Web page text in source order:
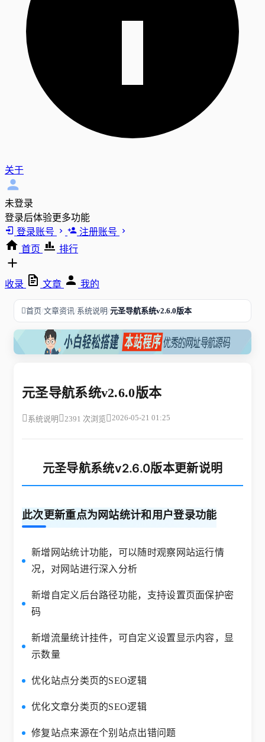
关于
未登录
登录后体验更多功能
登录账号
注册账号
首页
排行
收录 文章 我的
首页/文章资讯/系统说明/元圣导航系统v2.6.0版本
元圣导航系统v2.6.0版本
系统说明 2391 次浏览 2026-05-21 01:25
元圣导航系统v2.6.0版本更新说明
此次更新重点为网站统计和用户登录功能
新增网站统计功能，可以随时观察网站运行情
况，对网站进行深入分析
新增自定义后台路径功能，支持设置页面保护密
码
新增流量统计挂件，可自定义设置显示内容，显
示数量
优化站点分类页的SEO逻辑
优化文章分类页的SEO逻辑
修复站点来源在个别站点出错问题